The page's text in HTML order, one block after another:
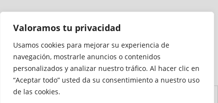
Valoramos tu privacidad
Usamos cookies para mejorar su experiencia de
navegación, mostrarle anuncios o contenidos
personalizados y analizar nuestro tráfico. Al hacer clic en
“Aceptar todo” usted da su consentimiento a nuestro uso
de las cookies.
Medio auditado por